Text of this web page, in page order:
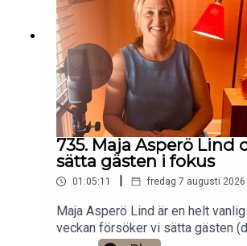
735. Maja Asperö Lind
sätta gästen i fokus
01:05:11 fredag 7 augusti 2026
Maja Asperö Lind är en helt
veckan försöker vi sätta gästen